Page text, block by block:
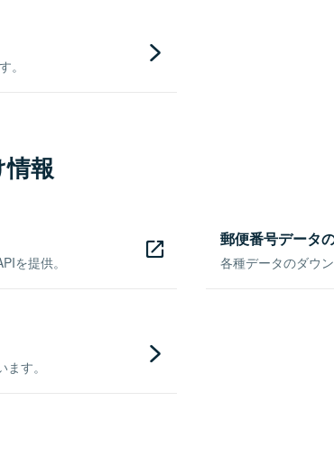
。
報
を提供。
郵便番号データ
各種データのダウ
す。